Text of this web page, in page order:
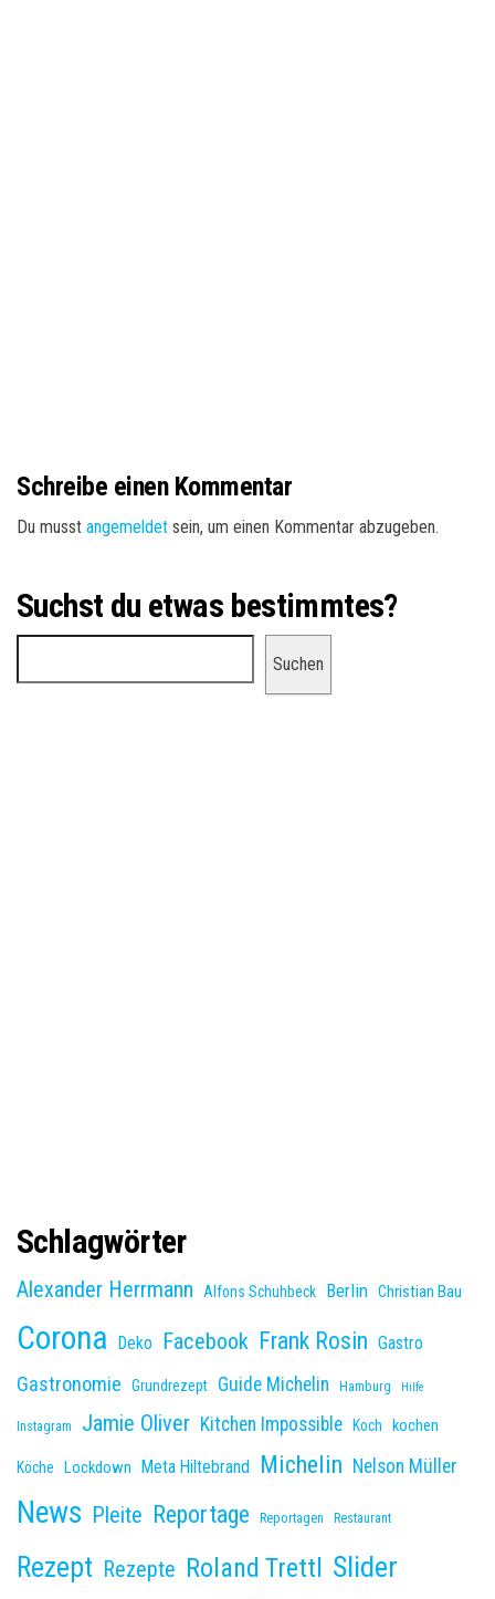
Schreibe einen Kommentar
Du musst angemeldet sein, um einen Kommentar abzugeben.
Suchst du etwas bestimmtes?
Suchen
Schlagwörter
Alexander Herrmann Alfons Schuhbeck Berlin Christian Bau
Corona Deko Facebook Frank Rosin Gastro
Gastronomie Grundrezept Guide Michelin Hamburg Hilfe
Instagram Jamie Oliver Kitchen Impossible Koch kochen
Köche Lockdown Meta Hiltebrand Michelin Nelson Müller
News Pleite Reportage Reportagen Restaurant
Rezept Rezepte Roland Trettl Slider